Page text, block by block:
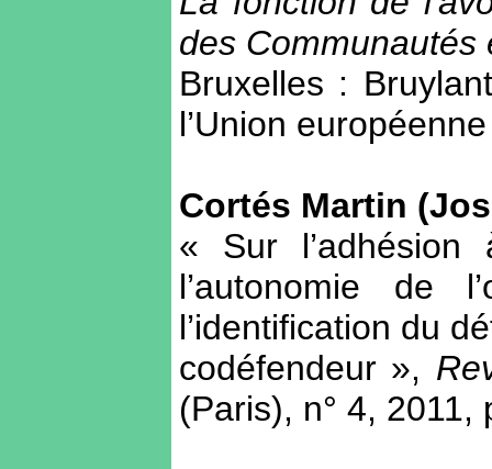
des Communautés
Bruxelles :
l’Union européenne
Cortés Martin
« Sur
l’autonomie de
l’identification du
codéfendeur »,
(Paris), n° 4, 2011,